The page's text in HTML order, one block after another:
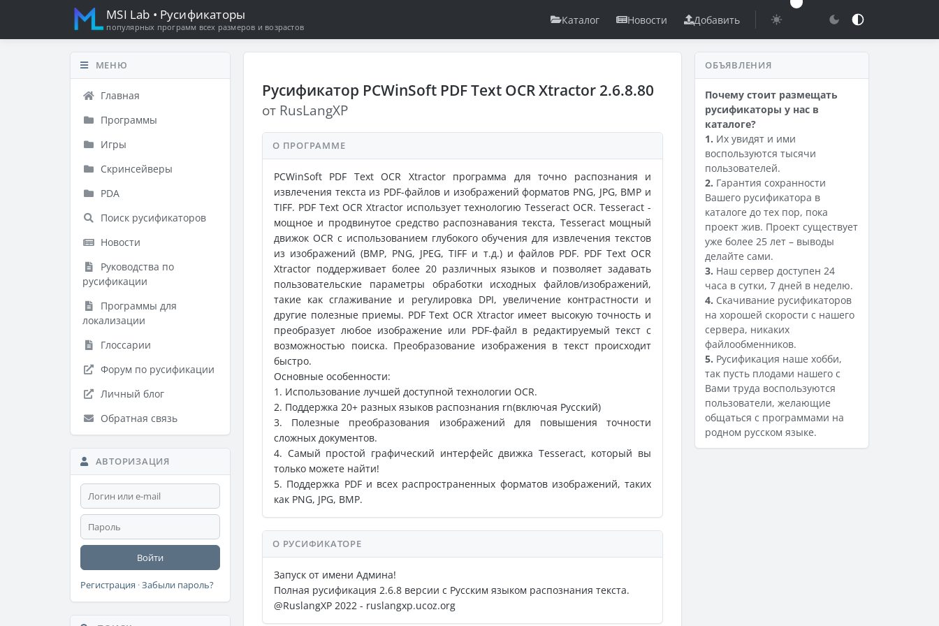
MSI Lab • Русификаторы
популярных программ всех размеров и возрастов
Каталог Новости Добавить
МЕНЮ
Главная
Программы
Игры
Скринсейверы
PDA
Поиск русификаторов
Новости
Руководства по
русификации
Программы для
локализации
Глоссарии
Форум по русификации
Личный блог
Обратная связь
АВТОРИЗАЦИЯ
Войти
Регистрация ·Забыли пароль?
Русификатор PCWinSoft PDF Text OCR Xtractor 2.6.8.80
от RusLangXP
О ПРОГРАММЕ
PCWinSoft PDF Text OCR Xtractor программа для точно распознания и
извлечения текста из PDF-файлов и изображений форматов PNG, JPG, BMP и
TIFF. PDF Text OCR Xtractor использует технологию Tesseract OCR. Tesseract -
мощное и продвинутое средство распознавания текста, Tesseract мощный
движок OCR с использованием глубокого обучения для извлечения текстов
из изображений (BMP, PNG, JPEG, TIFF и т.д.) и файлов PDF. PDF Text OCR
Xtractor поддерживает более 20 различных языков и позволяет задавать
пользовательские параметры обработки исходных файлов/изображений,
такие как сглаживание и регулировка DPI, увеличение контрастности и
другие полезные приемы. PDF Text OCR Xtractor имеет высокую точность и
преобразует любое изображение или PDF-файл в редактируемый текст с
возможностью поиска. Преобразование изображения в текст происходит
быстро.
Основные особенности:
1. Использование лучшей доступной технологии OCR.
2. Поддержка 20+ разных языков распознания rn(включая Русский)
3. Полезные преобразования изображений для повышения точности
сложных документов.
4. Самый простой графический интерфейс движка Tesseract, который вы
только можете найти!
5. Поддержка PDF и всех распространенных форматов изображений, таких
как PNG, JPG, BMP.
О РУСИФИКАТОРЕ
Запуск от имени Админа!
Полная русификация 2.6.8 версии с Русским языком распознания текста.
@RuslangXP 2022 - ruslangxp.ucoz.org
ОБЪЯВЛЕНИЯ
Почему стоит размещать
русификаторы у нас в
каталоге?
1. Их увидят и ими
воспользуются тысячи
пользователей.
2. Гарантия сохранности
Вашего русификатора в
каталоге до тех пор, пока
проект жив. Проект существует
уже более 25 лет – выводы
делайте сами.
3. Наш сервер доступен 24
часа в сутки, 7 дней в неделю.
4. Скачивание русификаторов
на хорошей скорости с нашего
сервера, никаких
файлообменников.
5. Русификация наше хобби,
так пусть плодами нашего с
Вами труда воспользуются
пользователи, желающие
общаться с программами на
родном русском языке.